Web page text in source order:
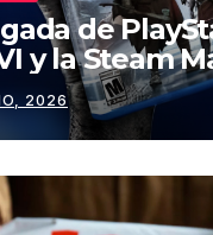
de
y la Steam
Room #130
2026